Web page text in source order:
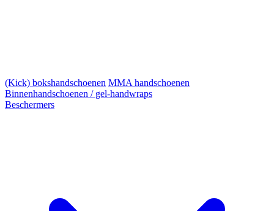
(Kick) bokshandschoenen MMA handschoenen
Binnenhandschoenen / gel-handwraps
Beschermers